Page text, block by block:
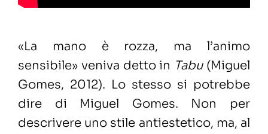
«La mano è rozza, ma l’animo
sensibile» veniva detto in Tabu (Miguel
Gomes, 2012). Lo stesso si potrebbe
dire di Miguel Gomes. Non per
descrivere uno stile antiestetico, ma, al